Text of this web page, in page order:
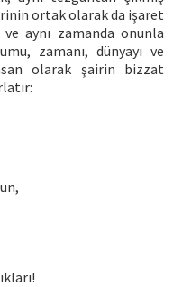
ortak olarak da işaret
aynı zamanda onunla
zamanı, dünyayı ve
olarak şairin bizzat